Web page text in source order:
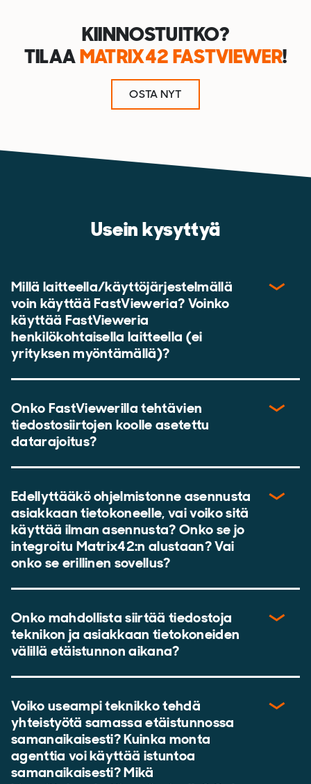
KIINNOSTUITKO?
TILAAMATRIX42 FASTVIEWER!
OSTA NYT
Usein kysyttyä
Millä laitteella/käyttöjärjestelmällä
voin käyttää FastVieweria? Voinko
käyttää FastVieweria
henkilökohtaisella laitteella (ei
yrityksen myöntämällä)?
Onko FastViewerilla tehtävien
tiedostosiirtojen koolle asetettu
datarajoitus?
Edellyttääkö ohjelmistonne asennusta
asiakkaan tietokoneelle, vai voiko sitä
käyttää ilman asennusta? Onko se jo
integroitu Matrix42:n alustaan? Vai
onko se erillinen sovellus?
Onko mahdollista siirtää tiedostoja
teknikon ja asiakkaan tietokoneiden
välillä etäistunnon aikana?
Voiko useampi teknikko tehdä
yhteistyötä samassa etäistunnossa
samanaikaisesti? Kuinka monta
agenttia voi käyttää istuntoa
samanaikaisesti? Mikä